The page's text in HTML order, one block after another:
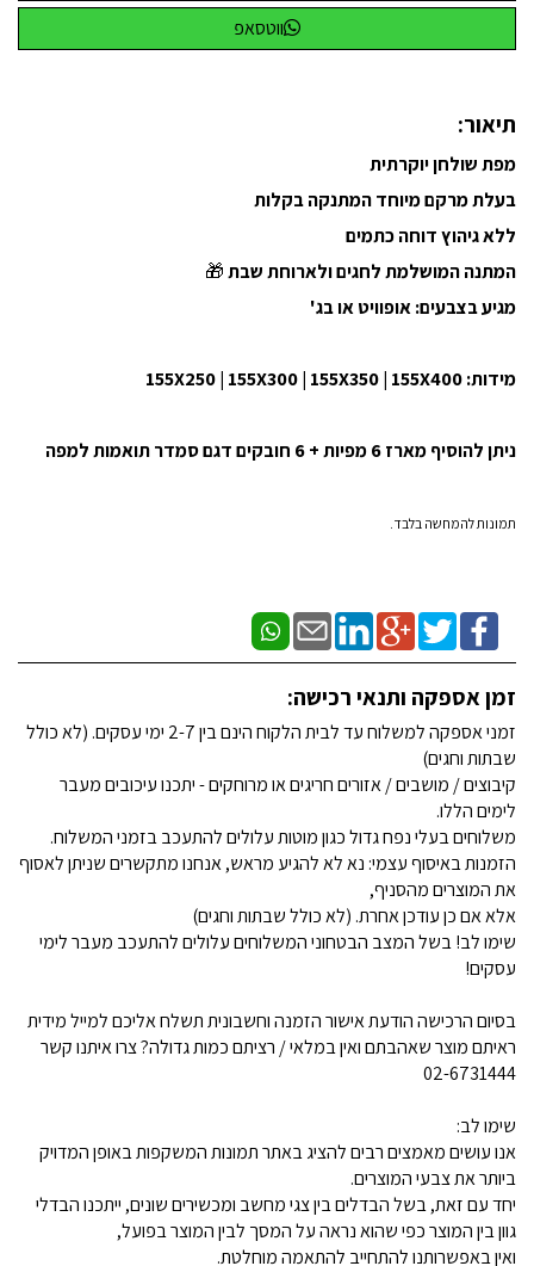
ווטסאפ
תיאור:
מפת שולחן יוקרתית
בעלת מרקם מיוחד המתנקה בקלות
ללא גיהוץ דוחה כתמים
המתנה המושלמת לחגים ולארוחת שבת🎁
מגיע בצבעים: אופוויט או בג'
מידות: 155X250 | 155X300 | 155X350 | 155X400
ניתן להוסיף מארז 6 מפיות + 6 חובקים דגם סמדר תואמות למפה
תמונות להמחשה בלבד.
זמן אספקה ותנאי רכישה:
זמני אספקה למשלוח עד לבית הלקוח הינם בין 2-7 ימי עסקים. (לא כולל
שבתות וחגים)
קיבוצים / מושבים / אזורים חריגים או מרוחקים - יתכנו עיכובים מעבר
לימים הללו.
משלוחים בעלי נפח גדול כגון מוטות עלולים להתעכב בזמני המשלוח.
הזמנות באיסוף עצמי: נא לא להגיע מראש, אנחנו מתקשרים שניתן לאסוף
את המוצרים מהסניף,
אלא אם כן עודכן אחרת. (לא כולל שבתות וחגים)
שימו לב! בשל המצב הבטחוני המשלוחים עלולים להתעכב מעבר לימי
עסקים!
בסיום הרכישה הודעת אישור הזמנה וחשבונית תשלח אליכם למייל מידית
ראיתם מוצר שאהבתם ואין במלאי / רציתם כמות גדולה? צרו איתנו קשר
02-6731444
שימו לב:
אנו עושים מאמצים רבים להציג באתר תמונות המשקפות באופן המדויק
ביותר את צבעי המוצרים.
יחד עם זאת, בשל הבדלים בין צגי מחשב ומכשירים שונים, ייתכנו הבדלי
גוון בין המוצר כפי שהוא נראה על המסך לבין המוצר בפועל,
ואין באפשרותנו להתחייב להתאמה מוחלטת.